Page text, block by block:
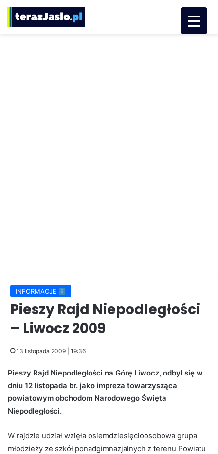
INFORMACJE
Pieszy Rajd Niepodległości
– Liwocz 2009
13 listopada 2009 | 19:36
Pieszy Rajd Niepodległości na Górę Liwocz, odbył się w
dniu 12 listopada br. jako impreza towarzysząca
powiatowym obchodom Narodowego Święta
Niepodległości.
W rajdzie udział wzięła osiemdziesięcioosobowa grupa
młodzieży ze szkół ponadgimnazjalnych z terenu Powiatu